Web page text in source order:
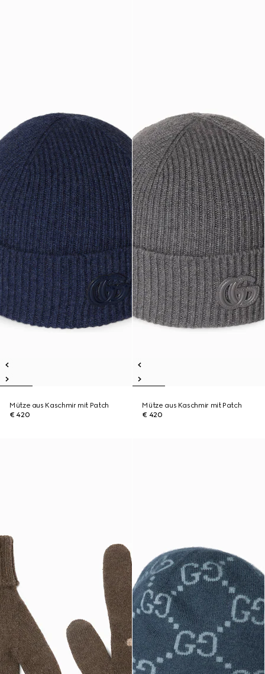
Mütze aus Kaschmir mit Patch
€ 420
Mütze aus Kaschmir mit Patch
€ 420